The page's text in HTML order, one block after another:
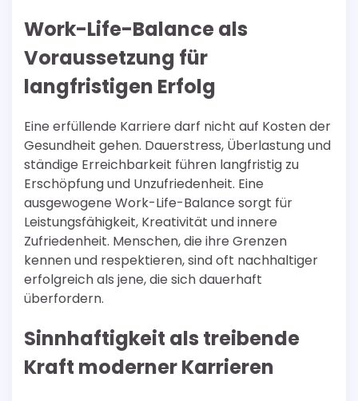
Work-Life-Balance als
Voraussetzung für
langfristigen Erfolg
Eine erfüllende Karriere darf nicht auf Kosten der
Gesundheit gehen. Dauerstress, Überlastung und
ständige Erreichbarkeit führen langfristig zu
Erschöpfung und Unzufriedenheit. Eine
ausgewogene Work-Life-Balance sorgt für
Leistungsfähigkeit, Kreativität und innere
Zufriedenheit. Menschen, die ihre Grenzen
kennen und respektieren, sind oft nachhaltiger
erfolgreich als jene, die sich dauerhaft
überfordern.
Sinnhaftigkeit als treibende
Kraft moderner Karrieren